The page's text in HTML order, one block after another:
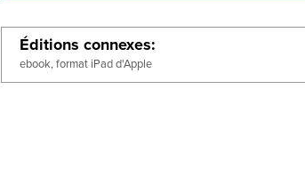
Éditions connexes
ebook, format iPad d'Apple